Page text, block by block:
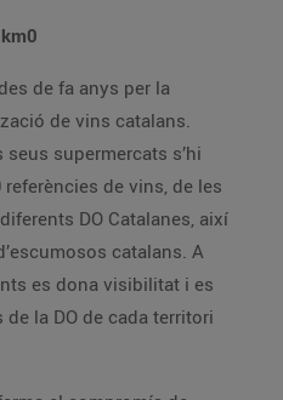
de fa anys per la
de vins catalans.
supermercats s’hi
de vins, de les
DO Catalanes, així
catalans. A
es dona visibilitat i es
la DO de cada territori